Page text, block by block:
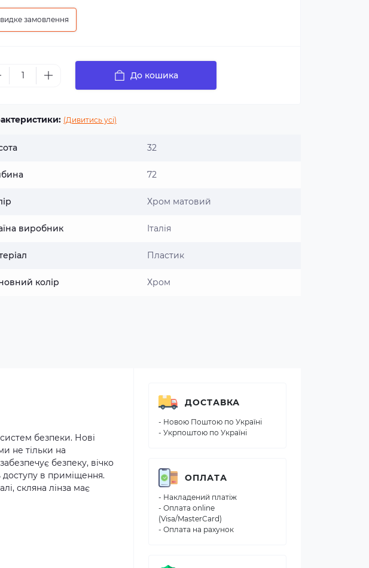
замовлення
До кошика
(Дивитись усі)
32
72
Хром матовий
виробник Італія
Пластик
колір Хром
безпеки. Нові
не тільки на
безпеку, вічко
доступу в приміщення.
скляна лінза має
ДОСТАВКА
- Новою Поштою по Україні
- Укрпоштою по Україні
ОПЛАТА
- Накладений платіж
- Оплата online
(Visa/MasterCard)
- Оплата на рахунок